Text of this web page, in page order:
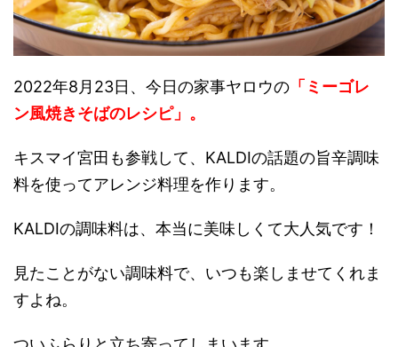
2022年8月23日、今日の家事ヤロウの 「ミーゴレ
ン風焼きそばのレシピ」。
キスマイ宮田も参戦して、KALDIの話題の旨辛調味
料を使ってアレンジ料理を作ります。
KALDIの調味料は、本当に美味しくて大人気です！
見たことがない調味料で、いつも楽しませてくれま
すよね。